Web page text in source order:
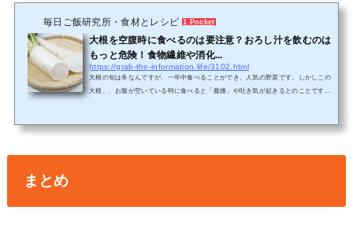
キシターゼ★オキシターゼは発ガン性物質を分解してくれる酵...
毎日ご飯研究所・食材とレシピ 1 Pocket
大根を空腹時に食べるのは要注意？おろし汁を飲むのは
もっと危険！食物繊維や消化...
https://grab-the-information.life/3102.html
大根の旬は冬なんですが、一年中食べることができ、人気の野菜です。しかしこの
大根、、お腹が空いている時に食べると「腹痛」や吐き気が起きるとのことです。
した。「大根を食べると腹痛？そんなことがあるんですか？大根サラダとか大根お
まとめ